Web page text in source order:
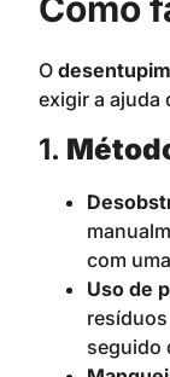
O
exigir a ajuda
1.
com
Uso de
seguido